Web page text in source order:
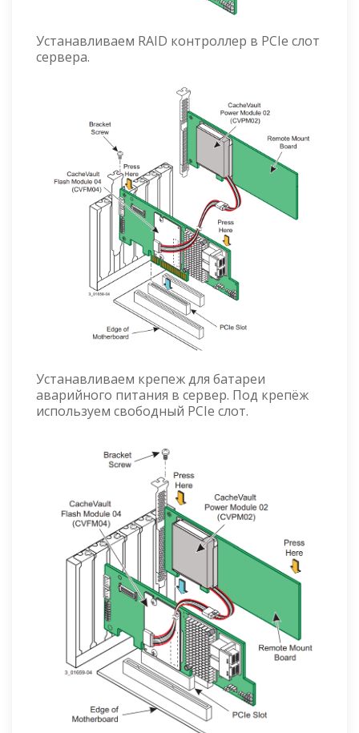
Устанавливаем RAID контроллер в PCIe слот
сервера.
Устанавливаем крепеж для батареи
аварийного питания в сервер. Под крепёж
используем свободный PCIe слот.